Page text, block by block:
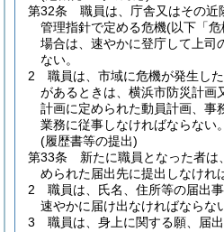
第32条
職員は、庁舎又はその
管理指針で定める危機(以下「
場合は、速やかに登庁して上司
ない。
2
職員は、市域に危機が発生し
があるときは、横浜市防災計画
計画に定められた動員計画、事
業務に従事しなければならない。
(履歴書等の提出)
第33条
新たに職員となった者
められた届出先に提出しなけれ
2
職員は、氏名、住所等の届出
速やかに届け出なければならな
3
職員は、身上に関する願、届